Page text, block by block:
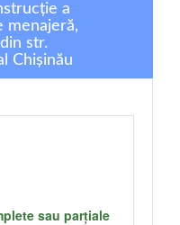
a
menajeră,
str.
Chişinău
sau parţiale